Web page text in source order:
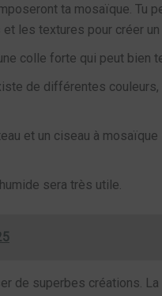
ta mosaïque. Tu
les textures pour créer
colle forte qui peut bien
de différentes
et un ciseau à
sera très utile.
de superbes créations.